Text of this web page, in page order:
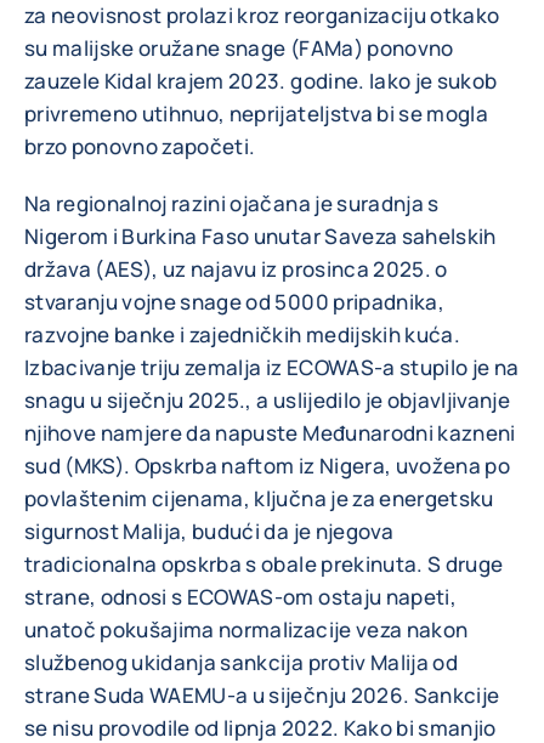
za neovisnost prolazi kroz reorganizaciju otkako
su malijske oružane snage (FAMa) ponovno
zauzele Kidal krajem 2023. godine. Iako je sukob
privremeno utihnuo, neprijateljstva bi se mogla
brzo ponovno započeti.
Na regionalnoj razini ojačana je suradnja s
Nigerom i Burkina Faso unutar Saveza sahelskih
država (AES), uz najavu iz prosinca 2025. o
stvaranju vojne snage od 5000 pripadnika,
razvojne banke i zajedničkih medijskih kuća.
Izbacivanje triju zemalja iz ECOWAS-a stupilo je na
snagu u siječnju 2025., a uslijedilo je objavljivanje
njihove namjere da napuste Međunarodni kazneni
sud (MKS). Opskrba naftom iz Nigera, uvožena po
povlaštenim cijenama, ključna je za energetsku
sigurnost Malija, budući da je njegova
tradicionalna opskrba s obale prekinuta. S druge
strane, odnosi s ECOWAS-om ostaju napeti,
unatoč pokušajima normalizacije veza nakon
službenog ukidanja sankcija protiv Malija od
strane Suda WAEMU-a u siječnju 2026. Sankcije
se nisu provodile od lipnja 2022. Kako bi smanjio